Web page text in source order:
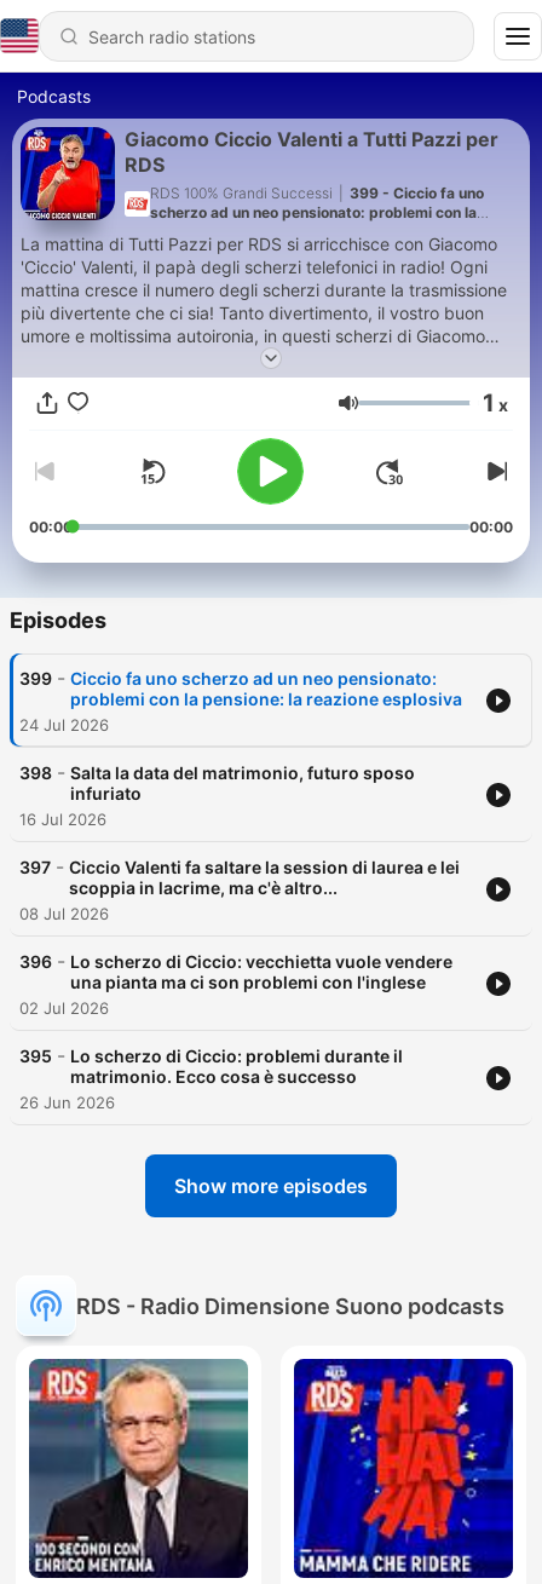
Podcasts
Giacomo Ciccio Valenti a Tutti Pazzi per
RDS
RDS 100% Grandi Successi
399 - Ciccio fa uno
scherzo ad un neo pensionato: problemi con la
La mattina di Tutti Pazzi per RDS si arricchisce con Giacomo
'Ciccio' Valenti, il papà degli scherzi telefonici in radio! Ogni
mattina cresce il numero degli scherzi durante la trasmissione
più divertente che ci sia! Tanto divertimento, il vostro buon
umore e moltissima autoironia, in questi scherzi di Giacomo
Valenti: ma - per noi tutti - semplicemente Ciccio.
Volume 1 x
00:00 00:00
Episodes
399 - Ciccio fa uno scherzo ad un neo pensionato:
problemi con la pensione: la reazione esplosiva
24 Jul 2026
398 - Salta la data del matrimonio, futuro sposo
infuriato
16 Jul 2026
397 - Ciccio Valenti fa saltare la session di laurea e lei
scoppia in lacrime, ma c'è altro...
08 Jul 2026
396 - Lo scherzo di Ciccio: vecchietta vuole vendere
una pianta ma ci son problemi con l'inglese
02 Jul 2026
395 - Lo scherzo di Ciccio: problemi durante il
matrimonio. Ecco cosa è successo
26 Jun 2026
Show more episodes
RDS - Radio Dimensione Suono podcasts